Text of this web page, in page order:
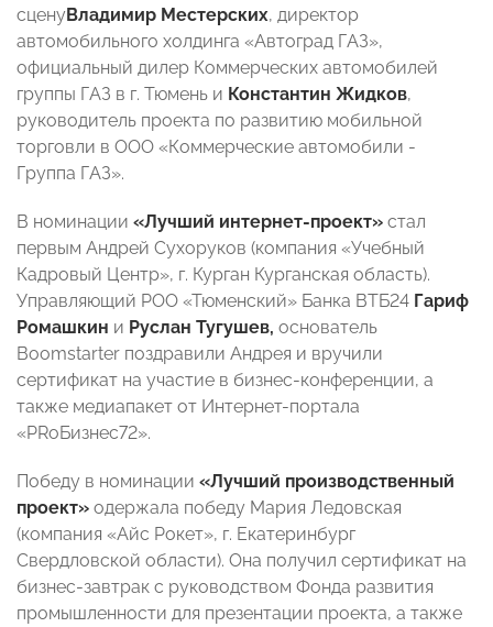
сценуВладимир Местерских, директор
автомобильного холдинга «Автоград ГАЗ»,
официальный дилер Коммерческих автомобилей
группы ГАЗ в г. Тюмень и Константин Жидков,
руководитель проекта по развитию мобильной
торговли в ООО «Коммерческие автомобили -
Группа ГАЗ».
В номинации «Лучший интернет-проект» стал
первым Андрей Сухоруков (компания «Учебный
Кадровый Центр», г. Курган Курганская область).
Управляющий РОО «Тюменский» Банка ВТБ24 Гариф
Ромашкин и Руслан Тугушев, основатель
Boomstarter поздравили Андрея и вручили
сертификат на участие в бизнес-конференции, а
также медиапакет от Интернет-портала
«PRоБизнес72».
Победу в номинации «Лучший производственный
проект» одержала победу Мария Ледовская
(компания «Айс Рокет», г. Екатеринбург
Свердловской области). Она получил сертификат на
бизнес-завтрак с руководством Фонда развития
промышленности для презентации проекта, а также